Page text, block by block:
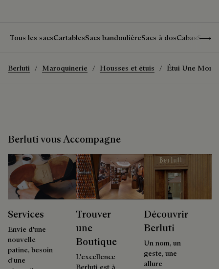
Tous les sacsCartablesSacs bandoulièreSacs à dosCabasSacs
Berluti Maroquinerie Housses et étuis Étui Une
Berluti vous Accompagne
Services
Envie d'une
nouvelle
patine, besoin
d'une
Trouver
une
Boutique
L'excellence
Berluti est à
Découvrir
Berluti
Un nom, un
geste, une
allure